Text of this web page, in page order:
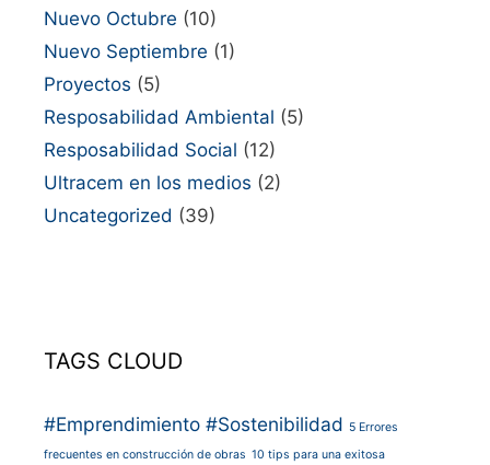
Nuevo Octubre (10)
Nuevo Septiembre (1)
Proyectos (5)
Resposabilidad Ambiental (5)
Resposabilidad Social (12)
Ultracem en los medios (2)
Uncategorized (39)
TAGS CLOUD
#Emprendimiento #Sostenibilidad 5 Errores
frecuentes en construcción de obras 10 tips para una exitosa